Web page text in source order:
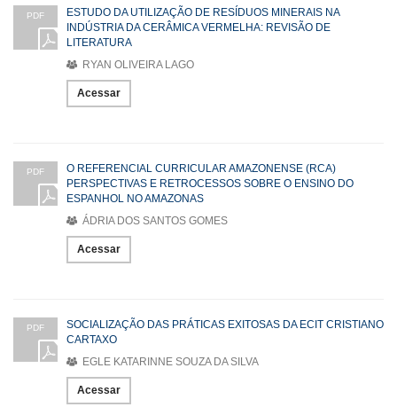
PDF
ESTUDO DA UTILIZAÇÃO DE RESÍDUOS MINERAIS NA
INDÚSTRIA DA CERÂMICA VERMELHA: REVISÃO DE
LITERATURA
RYAN OLIVEIRA LAGO
Acessar
PDF
O REFERENCIAL CURRICULAR AMAZONENSE (RCA)
PERSPECTIVAS E RETROCESSOS SOBRE O ENSINO DO
ESPANHOL NO AMAZONAS
ÁDRIA DOS SANTOS GOMES
Acessar
PDF
SOCIALIZAÇÃO DAS PRÁTICAS EXITOSAS DA ECIT CRISTIANO
CARTAXO
EGLE KATARINNE SOUZA DA SILVA
Acessar